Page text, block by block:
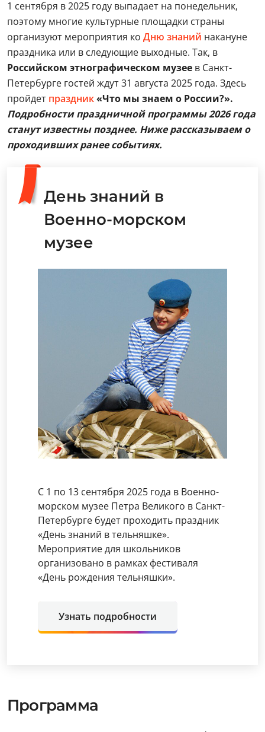
1 сентября в 2025 году выпадает на понедельник,
поэтому многие культурные площадки страны
организуют мероприятия ко Дню знаний накануне
праздника или в следующие выходные. Так, в
Российском этнографическом музее в Санкт-
Петербурге гостей ждут 31 августа 2025 года. Здесь
пройдет праздник«Что мы знаем о России?».
Подробности праздничной программы 2026 года
станут известны позднее. Ниже рассказываем о
проходивших ранее событиях.
День знаний в
Военно-морском
музее
С 1 по 13 сентября 2025 года в Военно-
морском музее Петра Великого в Санкт-
Петербурге будет проходить праздник
«День знаний в тельняшке».
Мероприятие для школьников
организовано в рамках фестиваля
«День рождения тельняшки».
Узнать подробности
Программа